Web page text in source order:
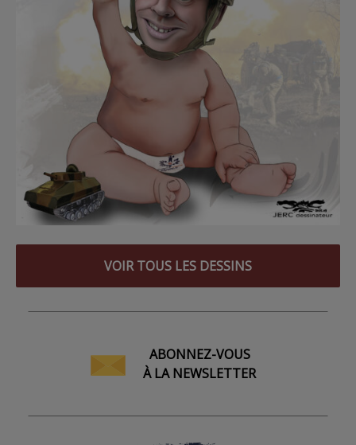
VOIR TOUS LES DESSINS
ABONNEZ-VOUS
À LA NEWSLETTER